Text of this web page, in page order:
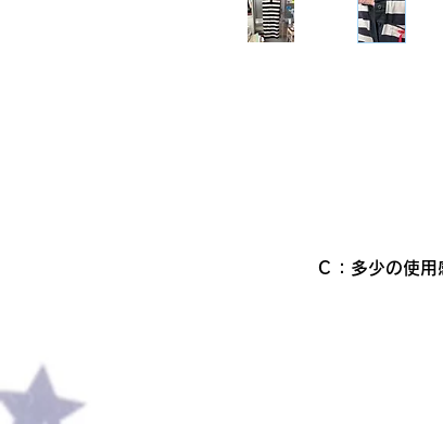
Ｃ：多少の使